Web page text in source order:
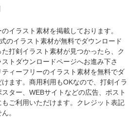
イラスト素材を掲載しております。
のイラスト素材が無料でダウンロード
打剣イラスト素材が見つかったら、ク
トダウンロードページへお進み下さ
ィーフリーのイラスト素材を無料でダ
ます。商用利用もOKなので、打剣イラ
ター、WEBサイトなどの広告、ポスト
ご利用いただけます。クレジット表記
。